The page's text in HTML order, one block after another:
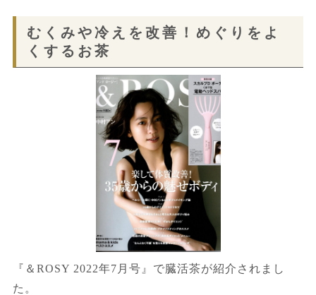
むくみや冷えを改善！めぐりをよ
くするお茶
『＆ROSY 2022年7月号』で臓活茶が紹介されまし
た。